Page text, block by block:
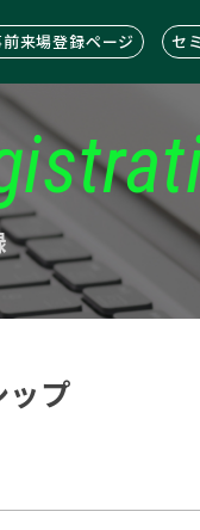
来場登録ページ セ
ップ